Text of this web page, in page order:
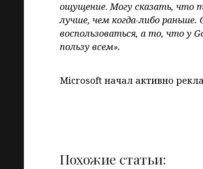
ощущение.Могу сказать, что
лучше, чем когда-либо
воспользоваться, а то, что у
пользу всем».
Microsoft начал активно
Похожие статьи: